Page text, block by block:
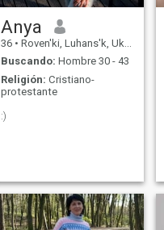
Anya
36 • Roven'ki, Luhans'k, Ukrania
Buscando: Hombre 30 - 43
Religión: Cristiano-
protestante
:)